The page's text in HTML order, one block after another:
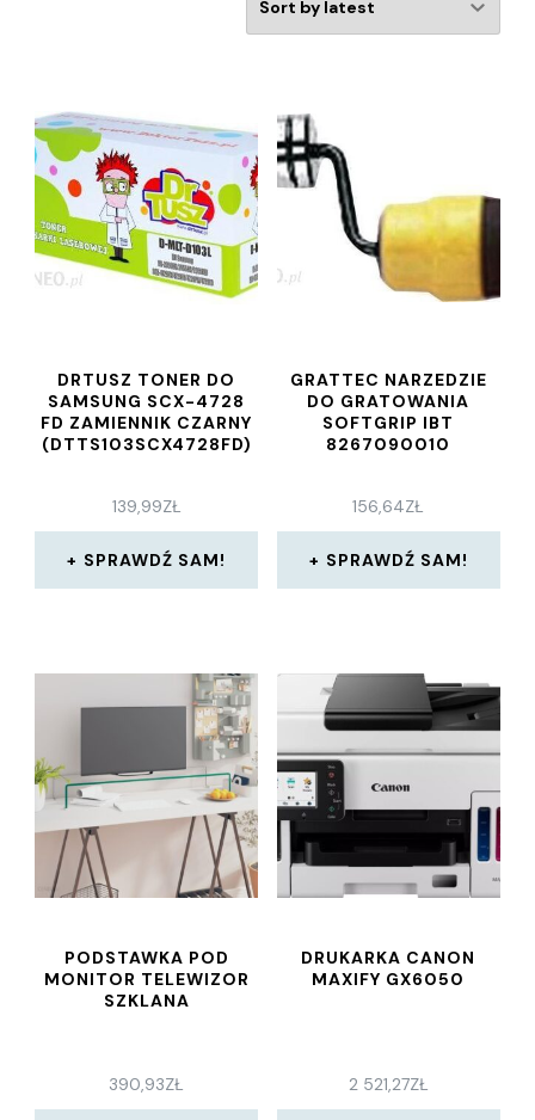
DRTUSZ TONER DO
SAMSUNG SCX-4728
FD ZAMIENNIK CZARNY
(DTTS103SCX4728FD)
139,99ZŁ
SPRAWDŹ SAM!
GRATTEC NARZEDZIE
DO GRATOWANIA
SOFTGRIP IBT
8267090010
156,64ZŁ
SPRAWDŹ SAM!
PODSTAWKA POD
MONITOR TELEWIZOR
SZKLANA
390,93ZŁ
DRUKARKA CANON
MAXIFY GX6050
2 521,27ZŁ